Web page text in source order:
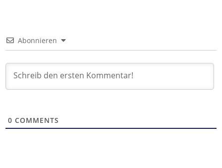
Abonnieren
0 COMMENTS